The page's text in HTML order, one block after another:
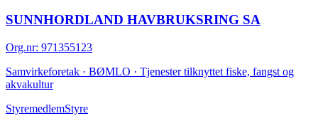
SUNNHORDLAND HAVBRUKSRING SA
Org.nr: 971355123
Samvirkeforetak · BØMLO · Tjenester tilknyttet fiske, fangst og
akvakultur
StyremedlemStyre